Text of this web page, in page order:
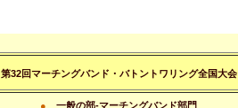
第32回マーチングバンド・バトントワリング全国大会
● 一般の部-マーチングバンド部門